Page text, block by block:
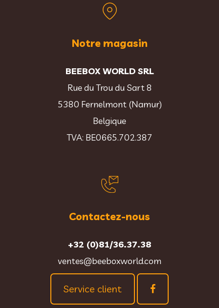
Notre magasin
BEEBOX WORLD SRL
Rue du Trou du Sart 8
5380 Fernelmont (Namur)
Belgique
TVA: BE0665.702.387
Contactez-nous
+32 (0)81/36.37.38
ventes@beeboxworld.com
Service client